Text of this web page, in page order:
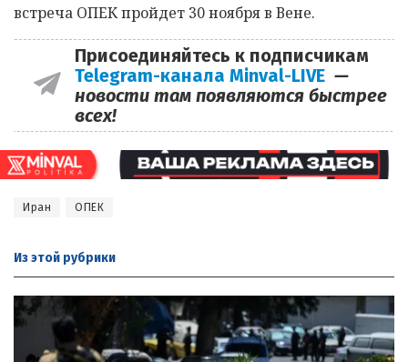
встреча ОПЕК пройдет 30 ноября в Вене.
Присоединяйтесь к подписчикам
Telegram-канала Minval-LIVE —
новости там появляются быстрее
всех!
Иран ОПЕК
Из этой рубрики